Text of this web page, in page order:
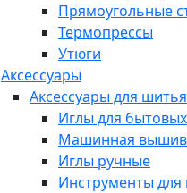
Прямоугольные
Термопрессы
Утюги
Аксессуары
Аксессуары для шитья
Иглы для
Машинная
Иглы ручные
Инструменты